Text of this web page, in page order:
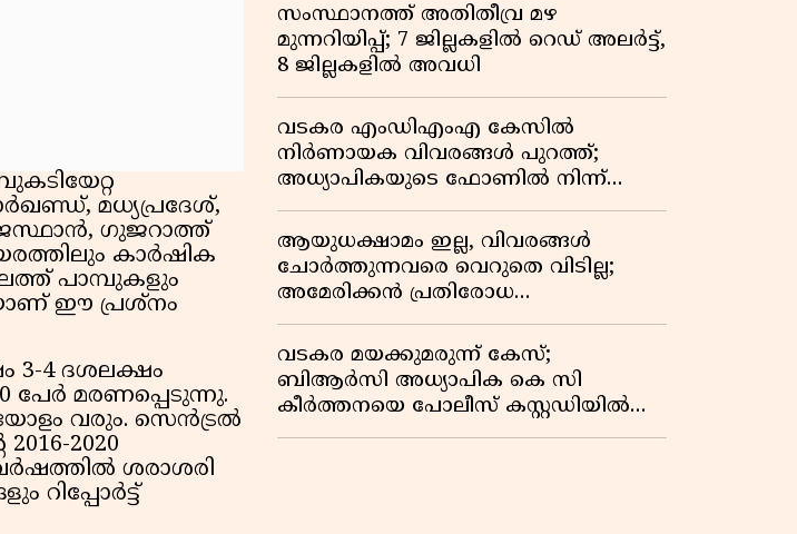
മധ്യപ്രദേശ്,
ഗുജറാത്ത്
കാർഷിക
പാമ്പുകളും
ഈ പ്രശ്നം
3-4 ദശലക്ഷം
പേർ മരണപ്പെടുന്നു.
വരും. സെൻട്രൽ
2020
ശരാശരി
റിപ്പോർട്ട്
സംസ്ഥാനത്ത് അതിതീവ്ര മഴ
മുന്നറിയിപ്പ്; 7 ജില്ലകളിൽ റെഡ് അലർട്ട്,
8 ജില്ലകളിൽ അവധി
വടകര എംഡിഎംഎ കേസിൽ
നിർണായക വിവരങ്ങൾ പുറത്ത്;
അധ്യാപികയുടെ ഫോണിൽ നിന്ന്
ലഹരി ഇടപാട് ചാറ്റുകൾ കണ്ടെത്തി
ആയുധക്ഷാമം ഇല്ല, വിവരങ്ങൾ
ചോർത്തുന്നവരെ വെറുതെ വിടില്ല;
അമേരിക്കൻ പ്രതിരോധ
സെക്രട്ടറിയുമായി കൊമ്പുകോർത്ത്
ട്രംപ്
വടകര മയക്കുമരുന്ന് കേസ്;
ബിആർസി അധ്യാപിക കെ സി
കീർത്തനയെ പോലീസ് കസ്റ്റഡിയിൽ
വിട്ടു